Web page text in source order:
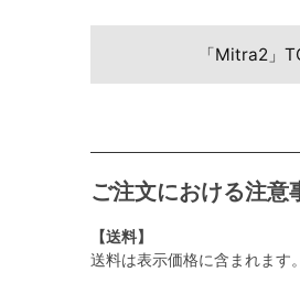
「Mitra2」
ご注文における注意
【送料】
送料は表示価格に含まれます